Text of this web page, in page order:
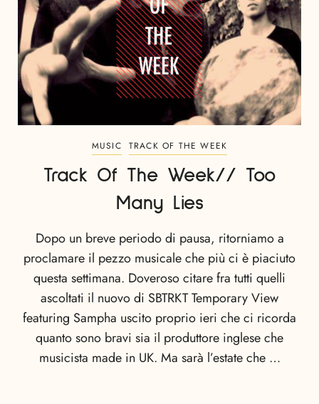
MUSIC TRACK OF THE WEEK
Track Of The Week// Too
Many Lies
Dopo un breve periodo di pausa, ritorniamo a
proclamare il pezzo musicale che più ci è piaciuto
questa settimana. Doveroso citare fra tutti quelli
ascoltati il nuovo di SBTRKT Temporary View
featuring Sampha uscito proprio ieri che ci ricorda
quanto sono bravi sia il produttore inglese che
musicista made in UK. Ma sarà l’estate che …